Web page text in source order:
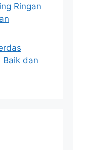
Ringan
Baik dan